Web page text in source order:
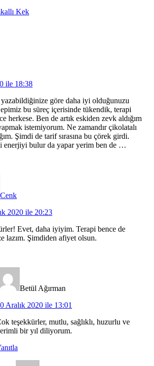
Kek
ile 18:38
yazabildiğinize göre daha iyi olduğunuzu
bu süreç içerisinde tükendik, terapi
herkese. Ben de artık eskiden zevk aldığım
istemiyorum. Ne zamandır çikolatalı
Şimdi de tarif sırasına bu çörek girdi.
enerjiyi bulur da yapar yerim ben de …
Cenk
2020 ile 20:23
Evet, daha iyiyim. Terapi bence de
lazım. Şimdiden afiyet olsun.
Betül Ağırman
Aralık 2020 ile 13:01
teşekkürler, mutlu, sağlıklı, huzurlu ve
bir yıl diliyorum.